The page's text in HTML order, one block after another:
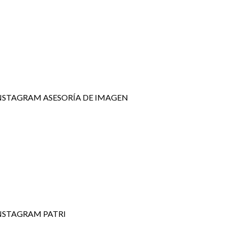
ASESORÍA DE IMAGEN
PATRI